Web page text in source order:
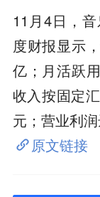
11月4日，
度财报显示
亿；月活跃
收入按固定
元；营业利润
原文链接